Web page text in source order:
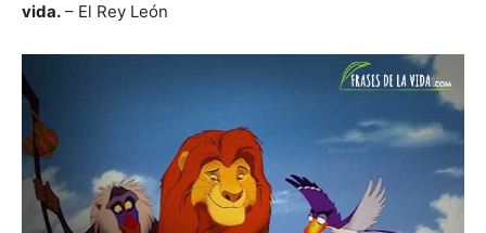
vida. – El Rey León